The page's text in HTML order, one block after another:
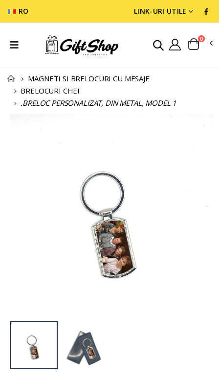
RO LINK-URI UTILE
0
MAGNETI SI BRELOCURI CU MESAJE
BRELOCURI CHEI
.BRELOC PERSONALIZAT, DIN METAL, MODEL 1